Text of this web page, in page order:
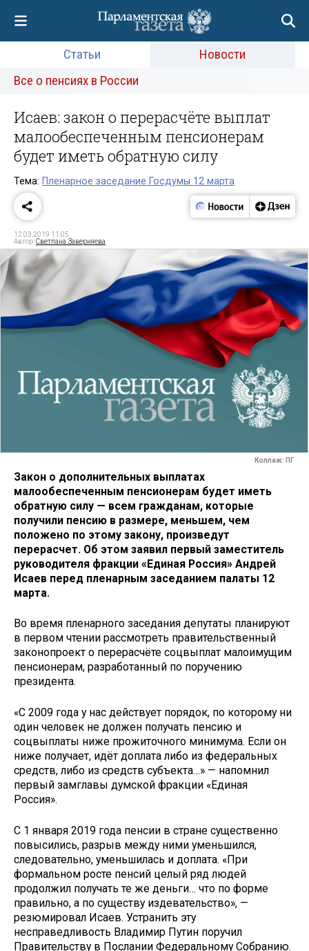
Статьи
Новости
Все о пенсиях в России
Исаев: закон о перерасчёте выплат
малообеспеченным пенсионерам
будет иметь обратную силу
Тема: Пленарное заседание Госдумы 12 марта
12.03.2019 11:05
Автор:Светлана Заверняева
Коллаж: ПГ
Закон о дополнительных выплатах
малообеспеченным пенсионерам будет иметь
обратную силу — всем гражданам, которые
получили пенсию в размере, меньшем, чем
положено по этому закону, произведут
перерасчет. Об этом заявил первый заместитель
руководителя фракции «Единая Россия» Андрей
Исаев перед пленарным заседанием палаты 12
марта.
Во время пленарного заседания депутаты планируют
в первом чтении рассмотреть правительственный
законопроект о перерасчёте соцвыплат малоимущим
пенсионерам, разработанный по поручению
президента.
«С 2009 года у нас действует порядок, по которому ни
один человек не должен получать пенсию и
соцвыплаты ниже прожиточного минимума. Если он
ниже получает, идёт доплата либо из федеральных
средств, либо из средств субъекта…» — напомнил
первый замглавы думской фракции «Единая
Россия».
С 1 января 2019 года пенсии в стране существенно
повысились, разрыв между ними уменьшился,
следовательно, уменьшилась и доплата. «При
формальном росте пенсий целый ряд людей
продолжил получать те же деньги… что по форме
правильно, а по существу издевательство», —
резюмировал Исаев. Устранить эту
несправедливость Владимир Путин поручил
Правительству в Послании Федеральному Собранию.